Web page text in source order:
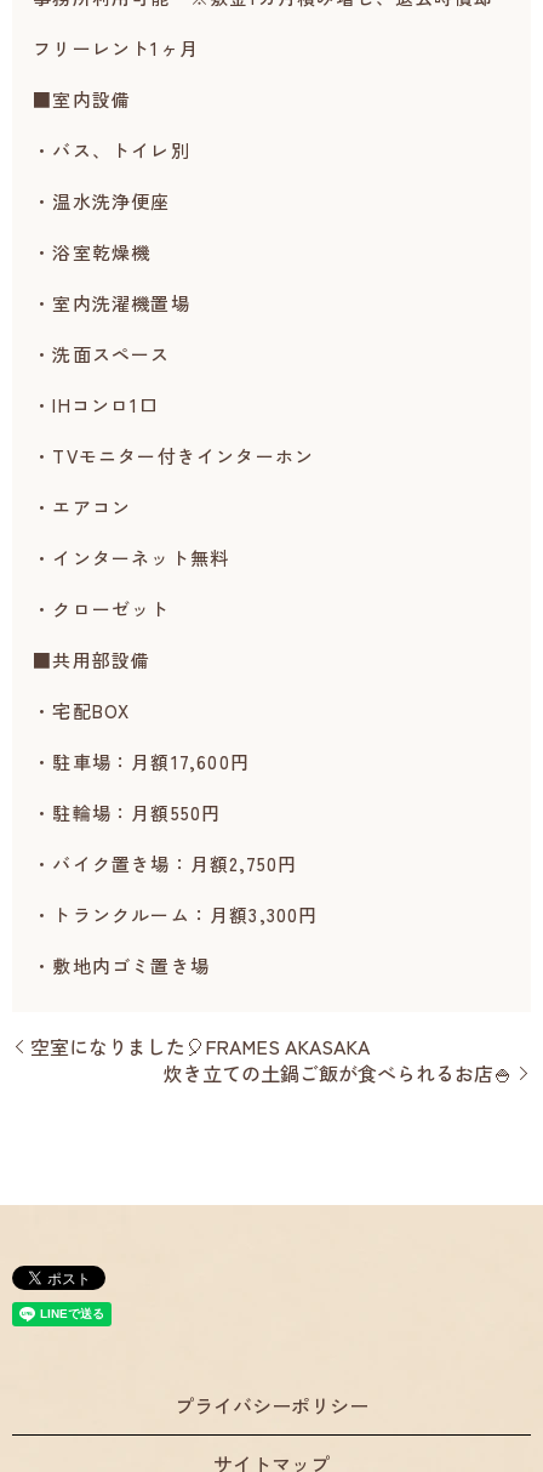
フリーレント1ヶ月
■室内設備
・バス、トイレ別
・温水洗浄便座
・浴室乾燥機
・室内洗濯機置場
・洗面スペース
・IHコンロ1口
・TVモニター付きインターホン
・エアコン
・インターネット無料
・クローゼット
■共用部設備
・宅配BOX
・駐車場：月額17,600円
・駐輪場：月額550円
・バイク置き場：月額2,750円
・トランクルーム：月額3,300円
・敷地内ゴミ置き場
空室になりました🎈FRAMES AKASAKA
炊き立ての土鍋ご飯が食べられるお店🍚
プライバシーポリシー
サイトマップ